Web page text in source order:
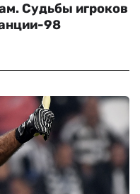
Судьбы игроков
98